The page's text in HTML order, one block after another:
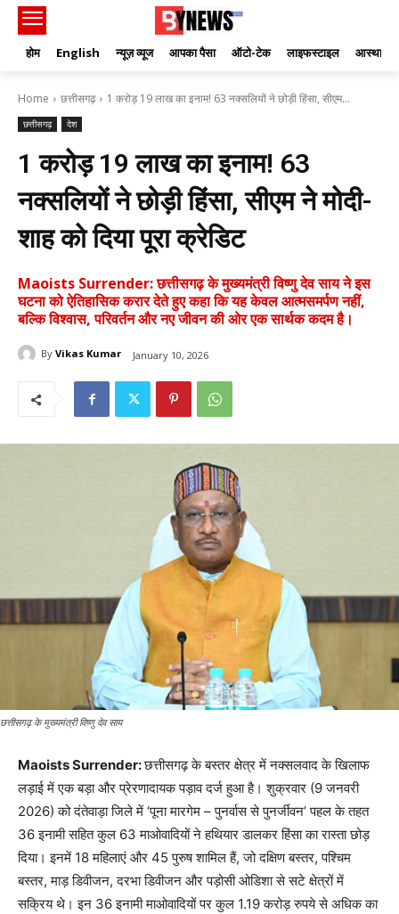
होम English न्यूज़ व्यूज आपका पैसा ऑटो-टेक लाइफस्टाइल आस्था
Home छत्तीसगढ़ 1 करोड़ 19 लाख का इनाम! 63 नक्सलियों ने छोड़ी हिंसा, सीएम...
छत्तीसगढ़ देश
1 करोड़ 19 लाख का इनाम! 63
नक्सलियों ने छोड़ी हिंसा, सीएम ने मोदी-
शाह को दिया पूरा क्रेडिट
Maoists Surrender: छत्तीसगढ़ के मुख्यमंत्री विष्णु देव साय ने इस
घटना को ऐतिहासिक करार देते हुए कहा कि यह केवल आत्मसमर्पण नहीं,
बल्कि विश्वास, परिवर्तन और नए जीवन की ओर एक सार्थक कदम है।
By Vikas Kumar January 10, 2026
छत्तीसगढ़ के मुख्यमंत्री विष्णु देव साय
Maoists Surrender:छत्तीसगढ़ के बस्तर क्षेत्र में नक्सलवाद के खिलाफ
लड़ाई में एक बड़ा और प्रेरणादायक पड़ाव दर्ज हुआ है। शुक्रवार (9 जनवरी
2026) को दंतेवाड़ा जिले में ‘पूना मारगेम – पुनर्वास से पुनर्जीवन’ पहल के तहत
36 इनामी सहित कुल 63 माओवादियों ने हथियार डालकर हिंसा का रास्ता छोड़
दिया। इनमें 18 महिलाएं और 45 पुरुष शामिल हैं, जो दक्षिण बस्तर, पश्चिम
बस्तर, माड़ डिवीजन, दरभा डिवीजन और पड़ोसी ओडिशा से सटे क्षेत्रों में
सक्रिय थे। इन 36 इनामी माओवादियों पर कुल 1.19 करोड़ रुपये से अधिक का